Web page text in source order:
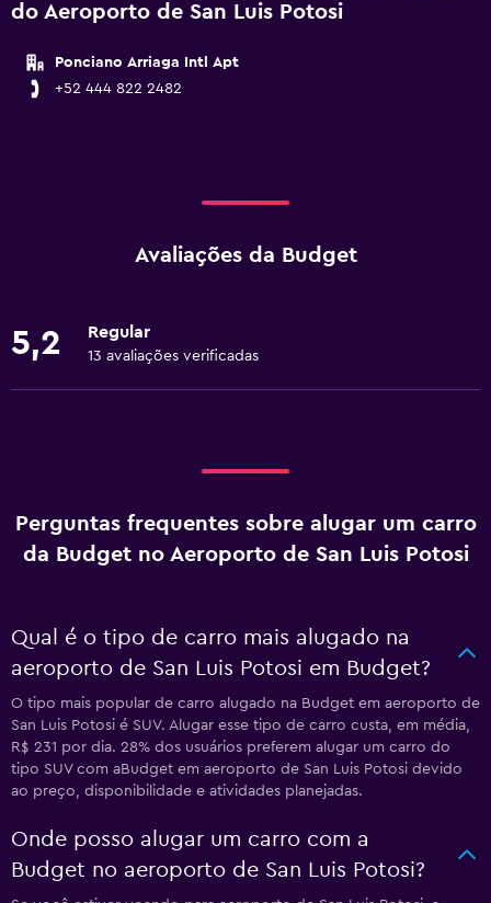
do Aeroporto de San Luis Potosi
Ponciano Arriaga Intl Apt
+52 444 822 2482
Avaliações da Budget
5,2 Regular
13 avaliações verificadas
Perguntas frequentes sobre alugar um carro
da Budget no Aeroporto de San Luis Potosi
Qual é o tipo de carro mais alugado na
aeroporto de San Luis Potosi em Budget?
O tipo mais popular de carro alugado na Budget em aeroporto de
San Luis Potosi é SUV. Alugar esse tipo de carro custa, em média,
R$ 231 por dia. 28% dos usuários preferem alugar um carro do
tipo SUV com aBudget em aeroporto de San Luis Potosi devido
ao preço, disponibilidade e atividades planejadas.
Onde posso alugar um carro com a
Budget no aeroporto de San Luis Potosi?